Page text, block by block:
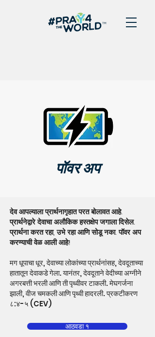
पॉवर अप
देव आपल्याला प्रार्थनागृहात परत बोलावत आहे.
प्रार्थनेद्वारे देवाचा अलौकिक हस्तक्षेप जगाला दिसेल.
प्रार्थना करत रहा, उभे रहा आणि सोडू नका. पॉवर अप
करण्याची वेळ आली आहे!
मग धूपाचा धूर, देवाच्या लोकांच्या प्रार्थनांसह, देवदूताच्या
हातातून देवाकडे गेला. यानंतर, देवदूताने वेदीच्या अग्नीने
अगरबत्ती भरली आणि ती पृथ्वीवर टाकली. मेघगर्जना
झाली, वीज चमकली आणि पृथ्वी हादरली. प्रकटीकरण
८:४-५ (CEV)
आठवडा १